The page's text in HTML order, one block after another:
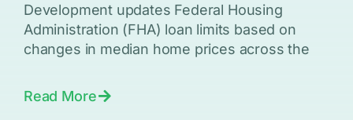
Development updates Federal Housing
Administration (FHA) loan limits based on
changes in median home prices across the
Read More